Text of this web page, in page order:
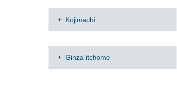
Kojimachi
Ginza-itchome